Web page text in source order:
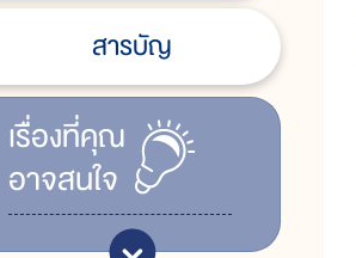
สารบัญ
เรื่ิองที่คุณ
อาจสนใจ